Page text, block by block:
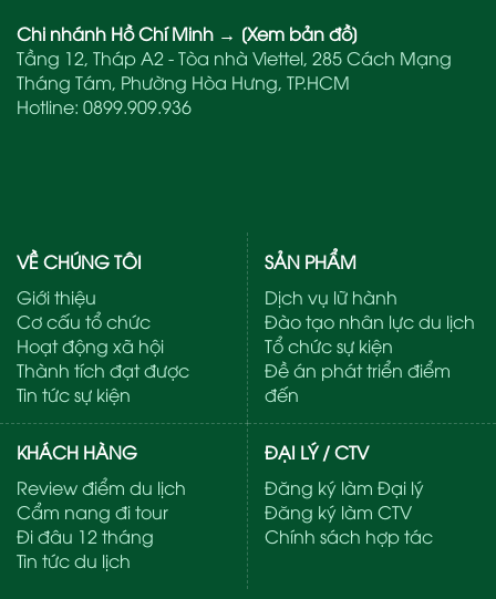
Chi nhánh Hồ Chí Minh → [Xem bản đồ]
Tầng 12, Tháp A2 - Tòa nhà Viettel, 285 Cách Mạng
Tháng Tám, Phường Hòa Hưng, TP.HCM
Hotline: 0899.909.936
VỀ CHÚNG TÔI
Giới thiệu
Cơ cấu tổ chức
Hoạt động xã hội
Thành tích đạt được
Tin tức sự kiện
SẢN PHẨM
Dịch vụ lữ hành
Đào tạo nhân lực du lịch
Tổ chức sự kiện
Đề án phát triển điểm
đến
KHÁCH HÀNG
Review điểm du lịch
Cẩm nang đi tour
Đi đâu 12 tháng
Tin tức du lịch
ĐẠI LÝ / CTV
Đăng ký làm Đại lý
Đăng ký làm CTV
Chính sách hợp tác